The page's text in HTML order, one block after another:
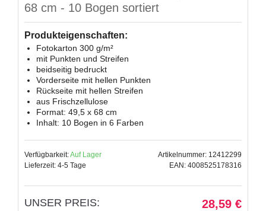
68 cm - 10 Bogen sortiert
Produkteigenschaften:
Fotokarton 300 g/m²
mit Punkten und Streifen
beidseitig bedruckt
Vorderseite mit hellen Punkten
Rückseite mit hellen Streifen
aus Frischzellulose
Format: 49,5 x 68 cm
Inhalt: 10 Bogen in 6 Farben
Verfügbarkeit:Auf Lager
Lieferzeit: 4-5 Tage
Artikelnummer: 12412299
EAN: 4008525178316
UNSER PREIS: 28,59 €